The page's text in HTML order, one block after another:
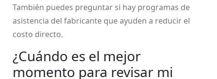
También puedes preguntar si hay programas de
asistencia del fabricante que ayuden a reducir el
costo directo.
¿Cuándo es el mejor
momento para revisar mi